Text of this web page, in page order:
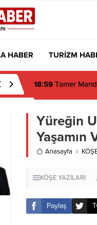
HABER TURİZM
18:59 Tamer
Yüreğin
Yaşamın
Anasayfa
KÖŞE YAZILARI
Paylaş